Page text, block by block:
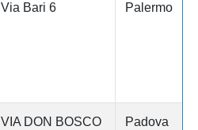
Via Bari 6 Palermo
VIA DON BOSCO
Padova